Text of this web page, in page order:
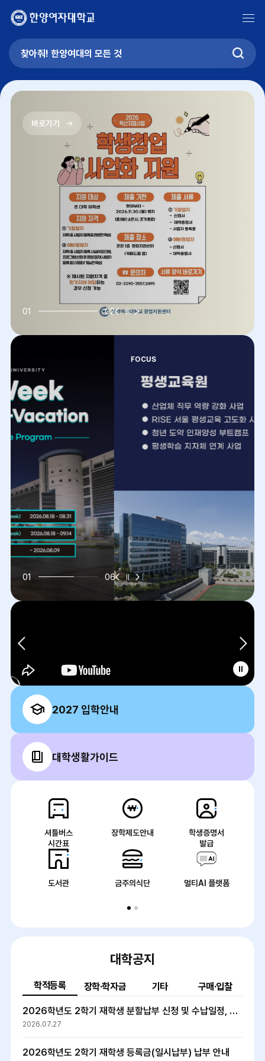
검
기
01 02
슬
라
이
드
슬
라
01 06
슬
라
이
드
슬
라
동
영
상
이
전
라
이
드
다
음
슬
라
이
드
2027 입학안내
대학생활가이드
셔틀버스
시간표
장학제도안내
학생증명서
발급
도서관 금주의식단 멀티AI 플랫폼
대학공지
학적등록 장학·학자금 기타 구매·입찰
2026학년도 2학기 재학생 분할납부 신청 및 수납일정, 납부방법 안내
2026.07.27
2026학년도 2학기 재학생 등록금(일시납부) 납부 안내